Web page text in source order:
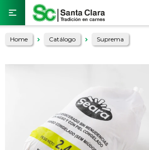

Home Catálogo Suprema